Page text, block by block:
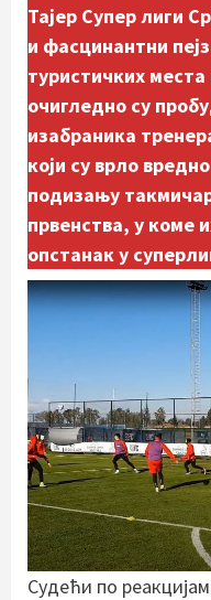
Тајер Супер лиги
и фасцинантни
туристичких места
очигледно су
изабраника
који су врло
подизању
првенства, у коме
опстанак у
Судећи по